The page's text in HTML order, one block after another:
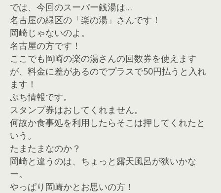
では、今回のスーパー銭湯は…
名古屋の緑区の「楽の湯」さんです！
岡崎じゃないのよ。
名古屋の方です！
ここでも岡崎の楽の湯さんの回数券を使えます
が、料金に差があるのでプラスで50円払うと入れ
ます！
ぷち情報です。
スタンプ券はおしてくれません。
何故か食事処を利用したらそこは押してくれたと
いう。
たまたまなのか？
岡崎と違うのは、ちょっと露天風呂が狭いかな
ー。
やっぱり岡崎かとお思いの方！